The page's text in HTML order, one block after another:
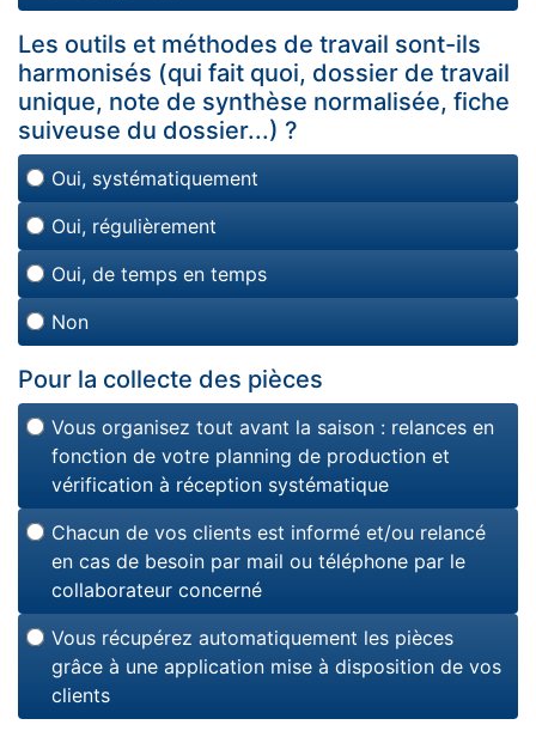
Les outils et méthodes de travail sont-ils
harmonisés (qui fait quoi, dossier de travail
unique, note de synthèse normalisée, fiche
suiveuse du dossier...) ?
Oui, systématiquement
Oui, régulièrement
Oui, de temps en temps
Non
Pour la collecte des pièces
Vous organisez tout avant la saison : relances en
fonction de votre planning de production et
vérification à réception systématique
Chacun de vos clients est informé et/ou relancé
en cas de besoin par mail ou téléphone par le
collaborateur concerné
Vous récupérez automatiquement les pièces
grâce à une application mise à disposition de vos
clients